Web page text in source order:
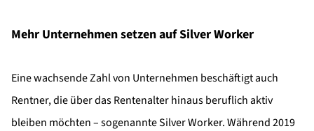
Mehr Unternehmen setzen auf Silver Worker
Eine wachsende Zahl von Unternehmen beschäftigt auch
Rentner, die über das Rentenalter hinaus beruflich aktiv
bleiben möchten – sogenannte Silver Worker. Während 2019